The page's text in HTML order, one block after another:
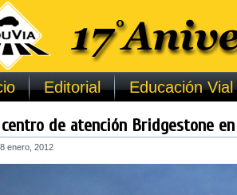
Editorial Educación Vial
centro de atención Bridgestone
enero, 2012